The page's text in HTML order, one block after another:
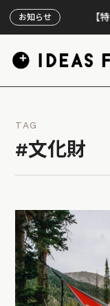
お知らせ 【特設
TAG
#文化財